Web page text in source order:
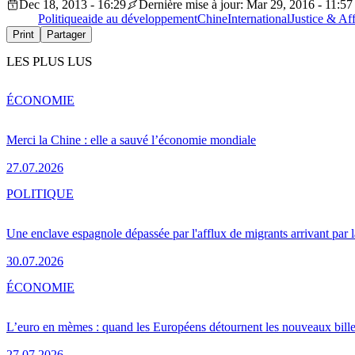
Dec 18, 2013 - 16:29
Dernière mise à jour: Mar 29, 2016 - 11:57
Politiqueaide au développementChineInternationalJustice &
Print Partager
LES PLUS LUS
Merci la Chine : elle a sauvé l’économie mondiale
27.07.2026
ÉCONOMIE
Une enclave espagnole dépassée par l'afflux de migrants arrivant par
30.07.2026
POLITIQUE
L’euro en mèmes : quand les Européens détournent les nouveaux
ÉCONOMIE